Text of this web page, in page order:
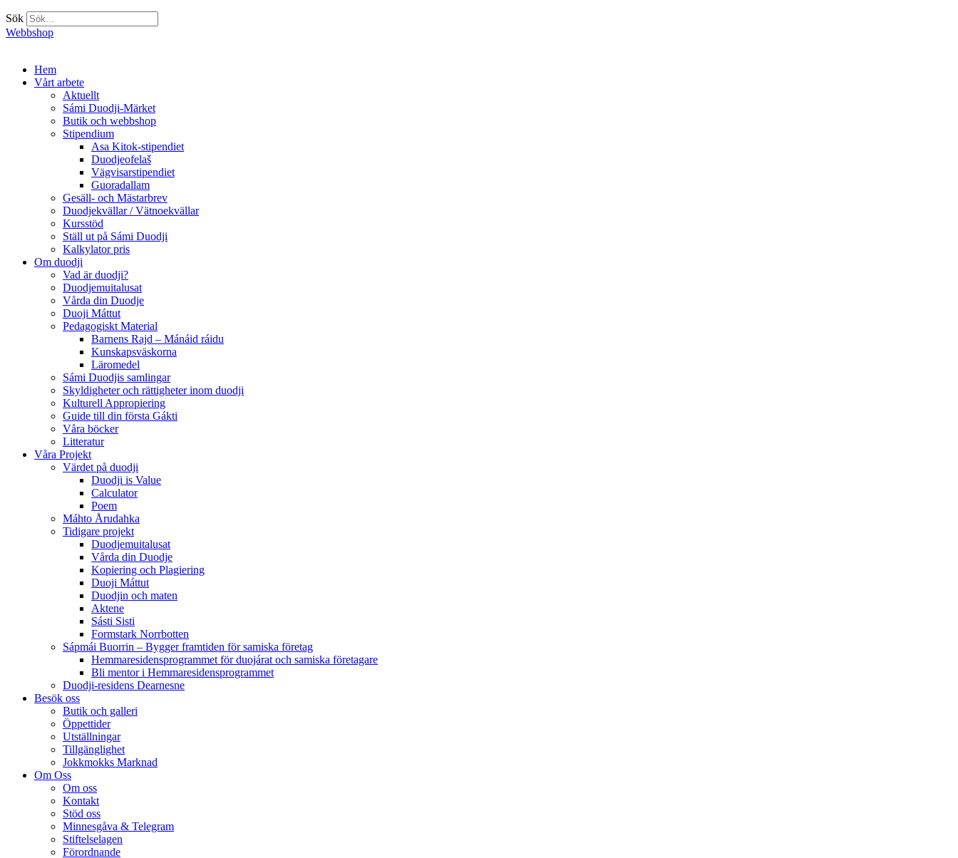
Sök
Webbshop
Hem
Vårt arbete
Aktuellt
Sámi Duodji-Märket
Butik och webbshop
Stipendium
Asa Kitok-stipendiet
Duodjeofelaš
Vägvisarstipendiet
Guoradallam
Gesäll- och Mästarbrev
Duodjekvällar / Vätnoekvällar
Kursstöd
Ställ ut på Sámi Duodji
Kalkylator pris
Om duodji
Vad är duodji?
Duodjemuitalusat
Vårda din Duodje
Duoji Máttut
Pedagogiskt Material
Barnens Rajd – Mánáid ráidu
Kunskapsväskorna
Läromedel
Sámi Duodjis samlingar
Skyldigheter och rättigheter inom duodji
Kulturell Appropiering
Guide till din första Gákti
Våra böcker
Litteratur
Våra Projekt
Värdet på duodji​
Duodji is Value
Calculator
Poem
Máhto Årudahka
Tidigare projekt
Duodjemuitalusat
Vårda din Duodje
Kopiering och Plagiering
Duoji Máttut
Duodjin och maten
Aktene
Sásti Sisti
Formstark Norrbotten
Sápmái Buorrin – Bygger framtiden för samiska företag
Hemmaresidensprogrammet för duojárat och samiska företagare​
Bli mentor i Hemmaresidensprogrammet
Duodji-residens Dearnesne
Besök oss
Butik och galleri
Öppettider
Utställningar
Tillgänglighet
Jokkmokks Marknad
Om Oss
Om oss
Kontakt
Stöd oss
Minnesgåva & Telegram
Stiftelselagen
Förordnande